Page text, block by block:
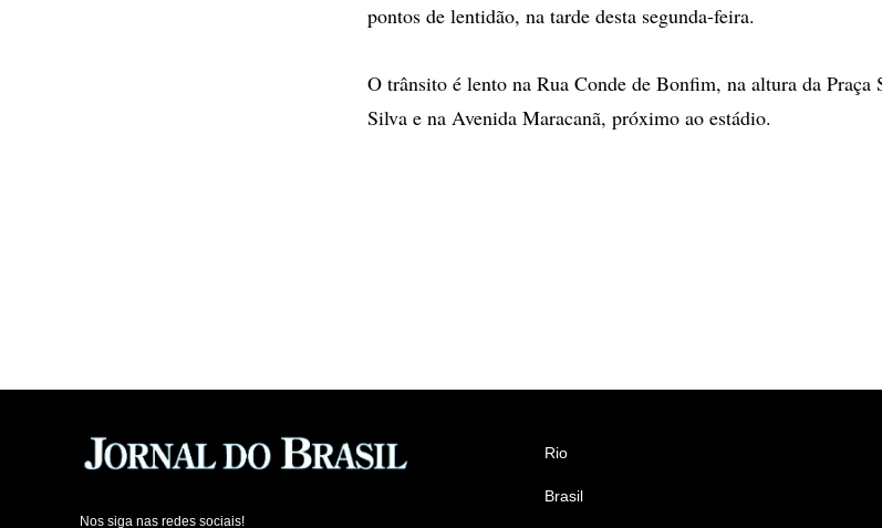
pontos de lentidão, na tarde desta segunda-feira.
O trânsito é lento na Rua Conde de Bonfim, na altura da Praça
Silva e na Avenida Maracanã, próximo ao estádio.
Nos siga nas redes sociais!
Rio
Brasil